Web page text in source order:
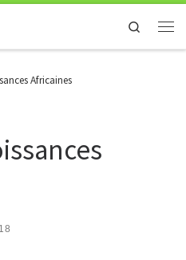
Search
Africaines